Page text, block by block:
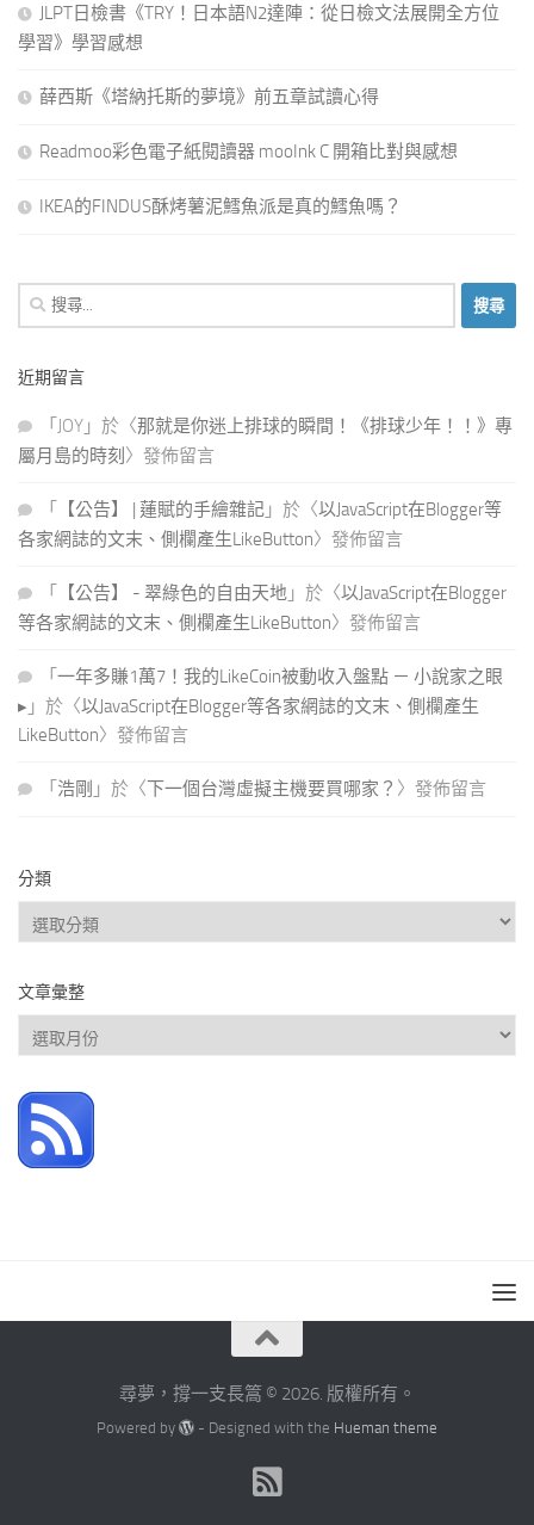
JLPT日檢書《TRY！日本語N2達陣：從日檢文法展開全方位
學習》學習感想
薛西斯《塔納托斯的夢境》前五章試讀心得
Readmoo彩色電子紙閱讀器 mooInk C 開箱比對與感想
IKEA的FINDUS酥烤薯泥鱈魚派是真的鱈魚嗎？
搜
尋
鍵
近期留言
「 JOY 」於〈那就是你迷上排球的瞬間！《排球少年！！》專
屬月島的時刻 〉發佈留言
「 【公告】 | 蓮賦的手繪雜記 」於〈以JavaScript在Blogger等
各家網誌的文末、側欄產生LikeButton〉發佈留言
「 【公告】 - 翠綠色的自由天地 」於〈以JavaScript在Blogger
等各家網誌的文末、側欄產生LikeButton〉發佈留言
「 一年多賺1萬7！我的LikeCoin被動收入盤點 － 小說家之眼
▸ 」於〈以JavaScript在Blogger等各家網誌的文末、側欄產生
LikeButton〉發佈留言
「 浩剛 」於〈 下一個台灣虛擬主機要買哪家？ 〉發佈留言
分類
分
類
文章彙整
文
章
整
尋夢，撐一支長篙 © 2026. 版權所有。
Powered by - Designed with the Hueman theme